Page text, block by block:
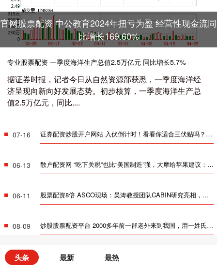
官网股票配资 中公教育2024年扭亏为盈 经营性现金流同
比增长169.60%
专业股票配资 一季度海洋生产总值2.5万亿元 同比增长5.7%
据证券时报，记者今日从自然资源部获悉，一季度海洋经
济呈现向新向好发展态势。初步核算，一季度海洋生产总
值2.5万亿元，同比....
07-16 证券配资炒股开户网站 入伏倒计时！看看你适合三伏贴吗？_穴位_防病治病_夏治
06-13 散户配资网 “吃下关税”也比“美国制造”强，大摩给苹果建议：如何哄好特朗普
06-11 股票配资8倍 ASCO现场：吴涛教授团队CABIN研究亮相，国产PD-1/CTLA-4双抗带来TNBC治疗新希望
08-09 炒股股票配资平台 2000多年前一群老外来到我国，用一姓氏定居，如今已成一大姓_生活_移民_安姓
头条 最新 最热